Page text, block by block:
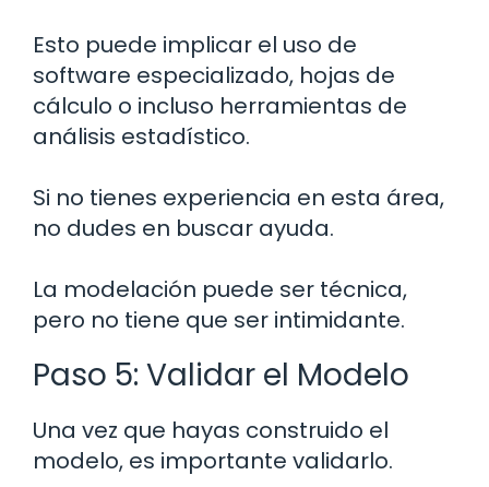
Esto puede implicar el uso de
software especializado, hojas de
cálculo o incluso herramientas de
análisis estadístico.
Si no tienes experiencia en esta área,
no dudes en buscar ayuda.
La modelación puede ser técnica,
pero no tiene que ser intimidante.
Paso 5: Validar el Modelo
Una vez que hayas construido el
modelo, es importante validarlo.